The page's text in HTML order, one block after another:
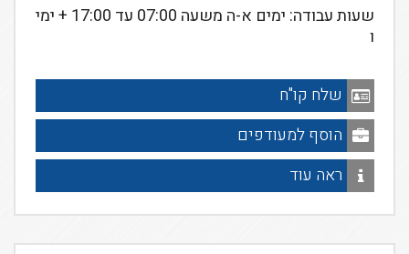
שעות עבודה: ימים א-ה משעה 07:00 עד 17:00 + ימי
ו
שלח קו"ח
הוסף למעודפים
ראה עוד